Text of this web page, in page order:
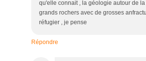
qu'elle connait , la géologie autour de
grands rochers avec de grosses
réfugier , je pense
Répondre